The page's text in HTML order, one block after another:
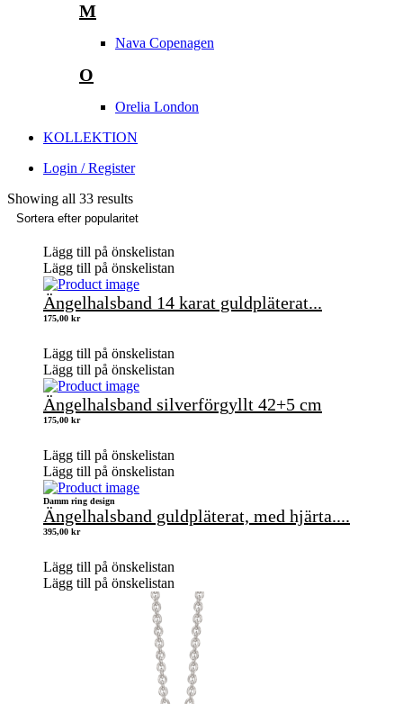
M
Nava Copenagen
O
Orelia London
KOLLEKTION
Login / Register
Showing all 33 results
Lägg till på önskelistan
Lägg till på önskelistan
Ängelhalsband 14 karat guldpläterat...
175,00 kr
Lägg till på önskelistan
Lägg till på önskelistan
Ängelhalsband silverförgyllt 42+5 cm
175,00 kr
Lägg till på önskelistan
Lägg till på önskelistan
Damm ring design
Ängelhalsband guldpläterat, med hjärta....
395,00 kr
Lägg till på önskelistan
Lägg till på önskelistan